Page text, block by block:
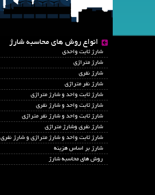
انواع روش های محاسبه شارژ
شارژ ثابت واحدی
شارژ متراژی
شارژ نفری
شارژ نفر متراژی
شارژ ثابت واحد و شارژ متراژی
شارژ ثابت واحد و شارژ نفری
شارژ ثابت واحد و شارژ نفر متراژی
شارژ نفری وشارژ متراژی
شارژ ثابت واحد و شارژ متراژی و شارژ نفری
شارژ بر اساس هزینه
روش های محاسبه شارژ